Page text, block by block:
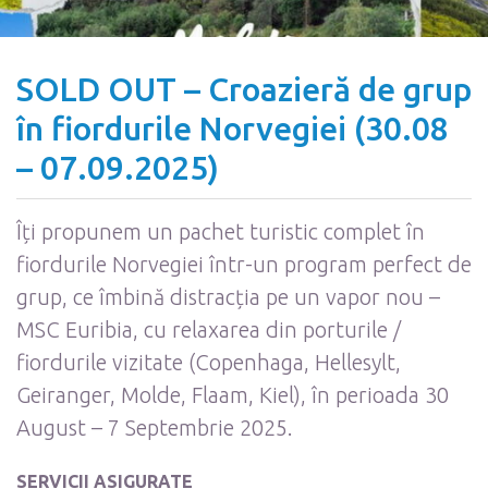
SOLD OUT – Croazieră de grup
în fiordurile Norvegiei (30.08
– 07.09.2025)
Îți propunem un pachet turistic complet în
fiordurile Norvegiei într-un program perfect de
grup, ce îmbină distracția pe un vapor nou –
MSC Euribia, cu relaxarea din porturile /
fiordurile vizitate (Copenhaga, Hellesylt,
Geiranger, Molde, Flaam, Kiel), în perioada 30
August – 7 Septembrie 2025.
SERVICII ASIGURATE